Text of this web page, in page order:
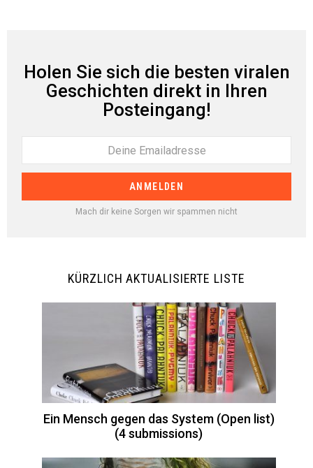
Holen Sie sich die besten viralen
Geschichten direkt in Ihren
Posteingang!
Mach dir keine Sorgen wir spammen nicht
KÜRZLICH AKTUALISIERTE LISTE
Ein Mensch gegen das System (Open list)
(4 submissions)